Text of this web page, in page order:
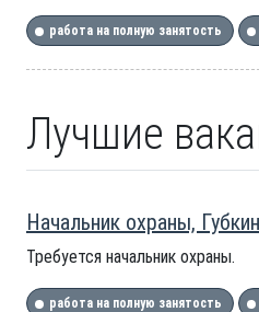
работа на полную занятость
Лучшие
Начальник охраны, Губкин
Требуется начальник охраны.
работа на полную занятость